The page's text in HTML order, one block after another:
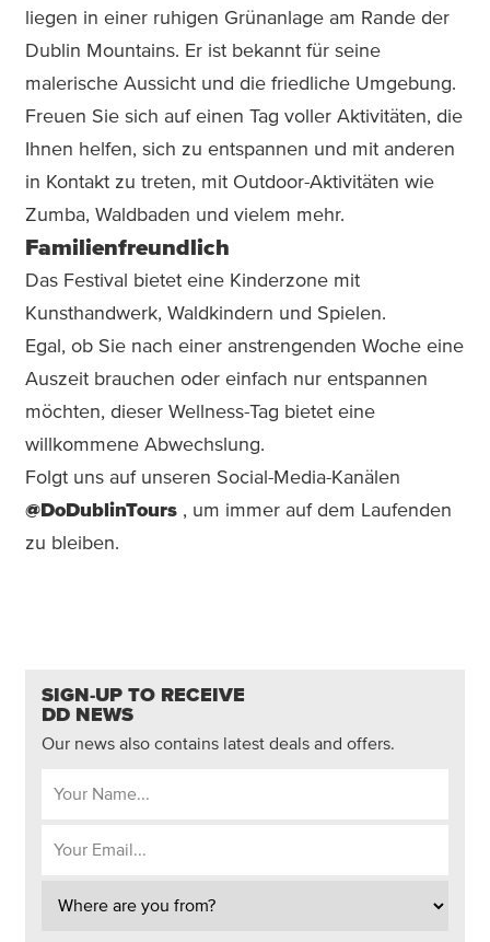
liegen in einer ruhigen Grünanlage am Rande der
Dublin Mountains. Er ist bekannt für seine
malerische Aussicht und die friedliche Umgebung.
Freuen Sie sich auf einen Tag voller Aktivitäten, die
Ihnen helfen, sich zu entspannen und mit anderen
in Kontakt zu treten, mit Outdoor-Aktivitäten wie
Zumba, Waldbaden und vielem mehr.
Familienfreundlich
Das Festival bietet eine Kinderzone mit
Kunsthandwerk, Waldkindern und Spielen.
Egal, ob Sie nach einer anstrengenden Woche eine
Auszeit brauchen oder einfach nur entspannen
möchten, dieser Wellness-Tag bietet eine
willkommene Abwechslung.
Folgt uns auf unseren Social-Media-Kanälen
@DoDublinTours , um immer auf dem Laufenden
zu bleiben.
SIGN-UP TO RECEIVE
DD NEWS
Our news also contains latest deals and offers.